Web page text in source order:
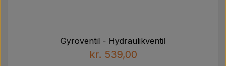
Gyroventil - Hydraulikventil
kr. 539,00